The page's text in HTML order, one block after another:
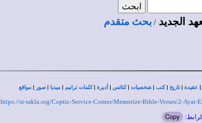
الجديد / بحث متقدم
| عقيدة |تاريخ |كتب |شخصيات |كنائس | أديرة |كلمات ترانيم |ميديا |صور |مواقع
https://st-takla.org/Coptic-Service-Corner/Memorize-Bible-Verses/2-
Copy